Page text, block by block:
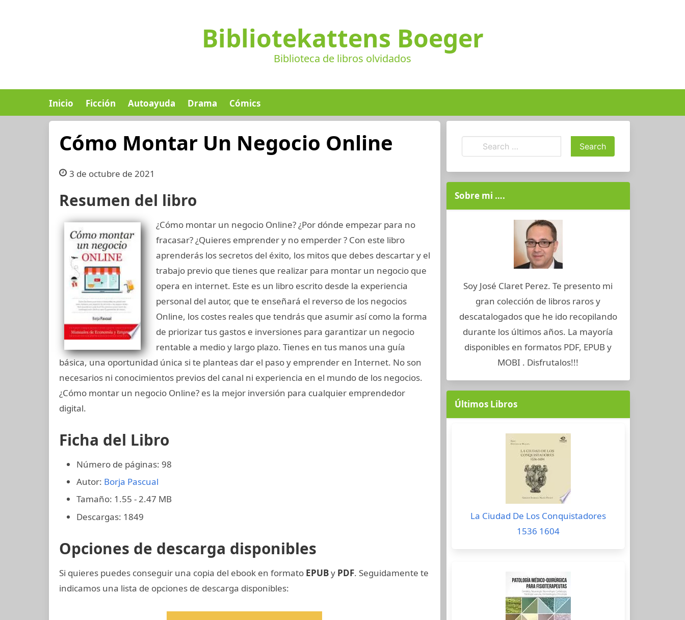
Bibliotekattens Boeger
Biblioteca de libros olvidados
Inicio Ficción Autoayuda Drama Cómics
Cómo Montar Un Negocio Online
3 de octubre de 2021
Resumen del libro
¿Cómo montar un negocio Online? ¿Por dónde empezar para no
fracasar? ¿Quieres emprender y no emperder ? Con este libro
aprenderás los secretos del éxito, los mitos que debes descartar y el
trabajo previo que tienes que realizar para montar un negocio que
opera en internet. Este es un libro escrito desde la experiencia
personal del autor, que te enseñará el reverso de los negocios
Online, los costes reales que tendrás que asumir así como la forma
de priorizar tus gastos e inversiones para garantizar un negocio
rentable a medio y largo plazo. Tienes en tus manos una guía
básica, una oportunidad única si te planteas dar el paso y emprender en Internet. No son
necesarios ni conocimientos previos del canal ni experiencia en el mundo de los negocios.
¿Cómo montar un negocio Online? es la mejor inversión para cualquier emprendedor
digital.
Ficha del Libro
Número de páginas: 98
Autor: Borja Pascual
Tamaño: 1.55 - 2.47 MB
Descargas: 1849
Opciones de descarga disponibles
Si quieres puedes conseguir una copia del ebook en formato EPUBy PDF. Seguidamente te
indicamos una lista de opciones de descarga disponibles:
Sobre mi ….
Soy José Claret Perez. Te presento mi
gran colección de libros raros y
descatalogados que he ido recopilando
durante los últimos años. La mayoría
disponibles en formatos PDF, EPUB y
MOBI . Disfrutalos!!!
Últimos Libros
La Ciudad De Los Conquistadores
1536 1604